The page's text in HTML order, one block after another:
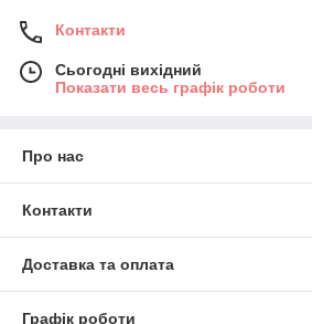
Контакти
Сьогодні вихідний
Показати весь графік роботи
Про нас
Контакти
Доставка та оплата
Графік роботи